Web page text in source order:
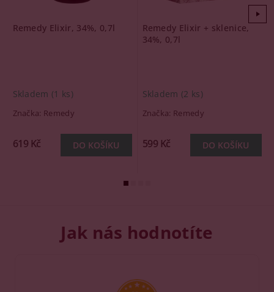
Remedy Elixir, 34%, 0,7l
Skladem (1 ks)
Značka: Remedy
619 Kč
Remedy Elixir + sklenice,
34%, 0,7l
Skladem (2 ks)
Značka: Remedy
599 Kč
Jak nás hodnotíte